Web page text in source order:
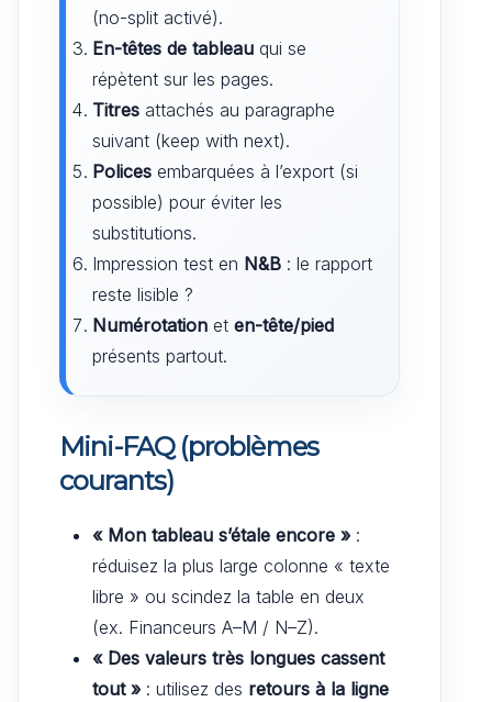
(no-split activé).
En-têtes de tableau qui se
répètent sur les pages.
Titres attachés au paragraphe
suivant (keep with next).
Polices embarquées à l’export (si
possible) pour éviter les
substitutions.
Impression test en N&B : le rapport
reste lisible ?
Numérotation et en-tête/pied
présents partout.
Mini-FAQ (problèmes
courants)
« Mon tableau s’étale encore »:
réduisez la plus large colonne « texte
libre » ou scindez la table en deux
(ex. Financeurs A–M / N–Z).
« Des valeurs très longues cassent
tout »: utilisez des retours à la ligne